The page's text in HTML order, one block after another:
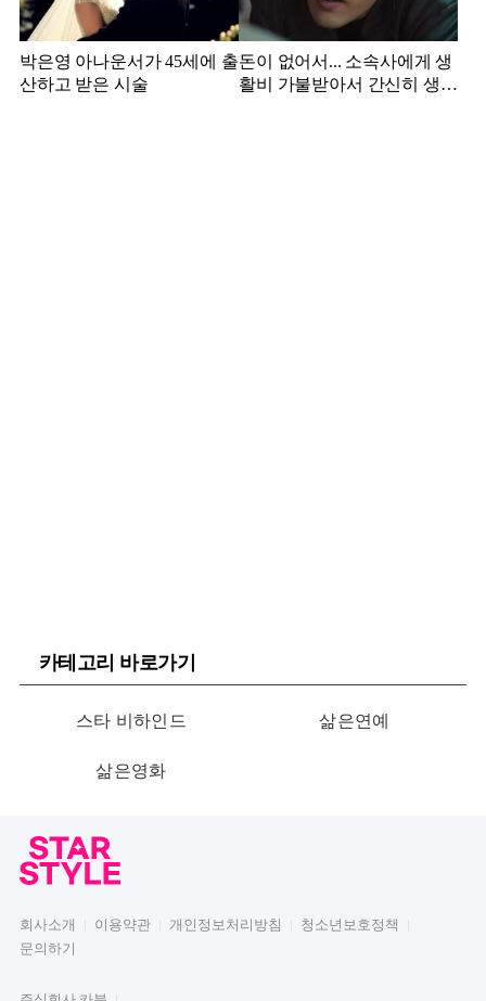
박은영 아나운서가 45세에 출
산하고 받은 시술
돈이 없어서... 소속사에게 생
활비 가불받아서 간신히 생활
카테고리 바로가기
스타 비하인드 삶은연예
삶은영화
회사소개 이용약관 개인정보처리방침
청소년보호정책
문의하기